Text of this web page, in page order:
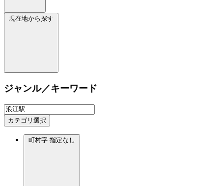
現在地から探す
ジャンル／キーワード
カテゴリ選択
町村字 指定なし